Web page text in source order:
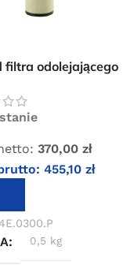
filtra odolejającego
370,00 zł
455,10 zł
DO KOSZYKA
0,5 kg